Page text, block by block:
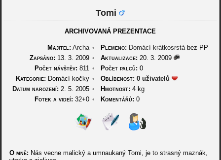
Tomi
ARCHIVOVANÁ PREZENTACE
Majitel: Archa • Plemeno: Domácí krátkosrstábez PP
Zapsáno: 13. 3. 2009 • Aktualizace: 20. 3. 2009
Počet návštěv: 811 • Počet palců: 0
Kategorie: Domácí kočky • Oblíbenost: 0 uživatelů
Datum narození: 2. 5. 2005 • Hmotnost: 4 kg
Fotek a videí: 32+0 • Komentářů: 0
O mně: Nás vecne malický a umnaukaný Tomi, je to strasný maznák,